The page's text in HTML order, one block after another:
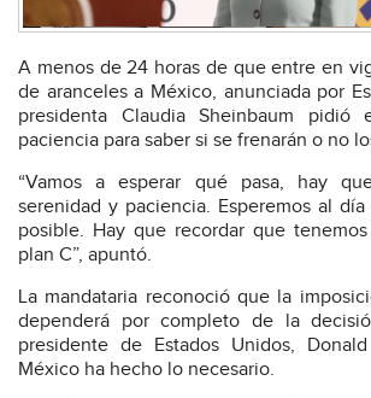
A menos de 24 horas de que entre en
de aranceles a México, anunciada por
presidenta Claudia Sheinbaum pidió
paciencia para saber si se frenarán o no
“Vamos a esperar qué pasa, hay
serenidad y paciencia. Esperemos al
posible. Hay que recordar que
plan C”, apuntó.
La mandataria reconoció que la
dependerá por completo de la
presidente de Estados Unidos,
México ha hecho lo necesario.